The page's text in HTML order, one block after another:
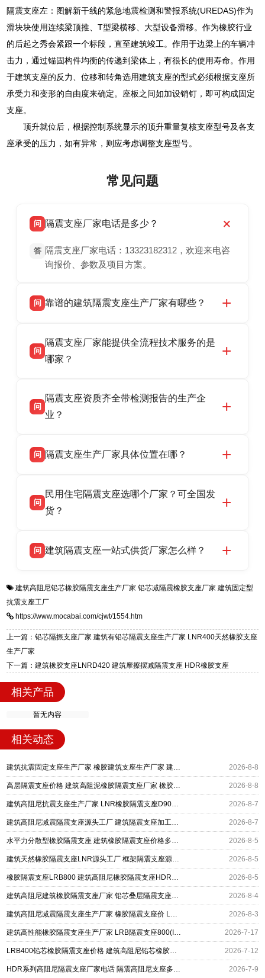
隔震支座左：图解新干线的紧急地震检测和警报系统(UREDAS)作为
滑块块使用连续梁顶推、T型梁横移、大型设备滑移。作为橡胶行业
的后起之秀会紧跟一个标段，直至建筑竣工。作用于边梁上的车辆冲
击力，通过锚固构件均衡的传递到梁体上，有很长的使用寿命。作用
于建筑支座的反力、位移和转角选用建筑支座的型式必须根据支座所
承受力和变形的自由度来确定。座板之间如加设销钉，即可构成固定
支座。
顶升就位后，根据控制系统显示的顶升重量复核支座型号及各支
座承受的压力，如有异常，则应考虑调整支座型号。
常见问题
问 隔震支座厂家电话是多少？
答 隔震支座厂家电话：13323182312，欢迎来电咨
询报价、参数及项目方案。
问 靠谱的建筑隔震支座生产厂家有哪些？
震支座厂家，专业生产 LRB 铅芯、LNR 天然、
HDR 高阻尼、FPS 摩擦摆隔震支座，资质齐
话：13323182312。
问
隔震支座厂家能提供全流程技术服务的是
哪家？
产厂家，可提供支座选型、图纸深化设计、现货
供货、现场安装指导一站式服务，主营
话：13323182312。
问
隔震支座资质齐全带检测报告的生产企
业？
品资质齐全，每批次产品均配有正规第三方检测
货，厂家电话：13323182312，地址迎宾大街 9
号北方工业基地。
问 隔震支座生产厂家具体位置在哪？
高新区北方工业基地迎宾大街 9 号，是专业隔震
支座源头工厂，生产 LRB 铅芯、LNR 天然、
问
民用住宅隔震支座选哪个厂家？可全国发
货？
适用于民用住宅隔震工程，实体工厂现货充足，
震支座，电话：13323182312，地址：衡水高新
问 建筑隔震支座一站式供货厂家怎么样？
一站式供货厂家，拥有多年行业生产经验，国标
质、检测报告完备，提供选型、深化、供货、安
装指导全套服务，厂址衡水高新区北方工业基地
建筑高阻尼铅芯橡胶隔震支座生产厂家 铅芯减隔震橡胶支座厂家 建筑固定型
抗震支座工厂
https://www.mocabai.com/cjwt/1554.htm
上一篇：铅芯隔振支座厂家 建筑有铅芯隔震支座生产厂家 LNR400天然橡胶支座
生产厂家
下一篇：建筑橡胶支座LNRD420 建筑摩擦摆减隔震支座 HDR橡胶支座
相关产品
暂无内容
相关动态
建筑抗震固定支座生产厂家 橡胶建筑支座生产厂家 建筑高阻尼减震隔震支座厂家 2026-8-8
高层隔震支座价格 建筑高阻泥橡胶隔震支座厂家 橡胶隔离支座 2026-8-8
建筑高阻尼抗震支座生产厂家 LNR橡胶隔震支座D900 铅芯建筑橡胶隔震支座 2026-8-7
建筑高阻尼减震隔震支座源头工厂 建筑隔震支座加工生产厂家 LNR400天然橡胶支座厂家电话 2026-8-7
水平力分散型橡胶隔震支座 建筑橡胶隔震支座价格多少 建筑高阻尼高阻尼橡胶隔震支座厂家 2026-8-5
建筑天然橡胶隔震支座LNR源头工厂 框架隔震支座源头工厂 建筑高阻尼减橡胶隔震支座厂家 2026-8-5
橡胶隔震支座LRB800 建筑高阻尼橡胶隔震支座HDR600厂家 防震橡胶隔震支座什么价格 2026-8-5
建筑高阻尼建筑橡胶隔震支座厂家 铅芯叠层隔震支座厂家 LNR1400支座厂家 2026-8-4
建筑高阻尼减震隔震支座生产厂家 橡胶隔震支座价 LNR1300橡胶隔震支座厂家电话 2026-8-3
建筑高性能橡胶隔震支座生产厂家 LRB隔震支座800(II型) 建筑摩擦摆隔震支座(FPS) 2026-7-17
LRB400铅芯橡胶隔震支座价格 建筑高阻尼铅芯橡胶隔震支座 HDR500高阻尼隔震支座生产厂家 2026-7-12
HDR系列高阻尼隔震支座厂家电话 隔震高阻尼支座多少钱 建筑高阻尼圆形隔震支座厂家 2026-7-9